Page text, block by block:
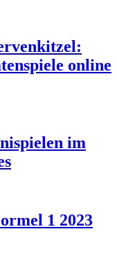
online
im
1 2023